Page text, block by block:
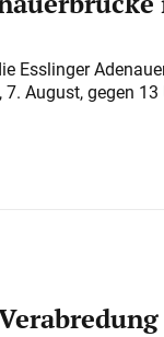
Esslinger
August, gegen